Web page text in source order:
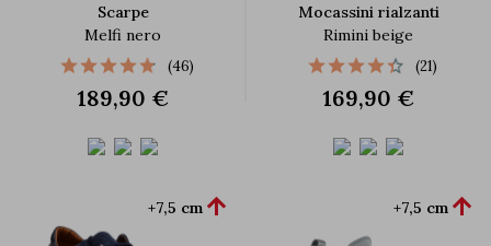
Scarpe
Melfi nero
(46)
189,90 €
Mocassini rialzanti
Rimini beige
(21)
169,90 €
+7,5 cm  +7,5 cm 